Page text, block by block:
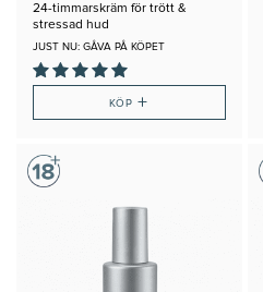
24-timmarskräm för trött &
stressad hud
JUST NU: GÅVA PÅ KÖPET
KÖP+